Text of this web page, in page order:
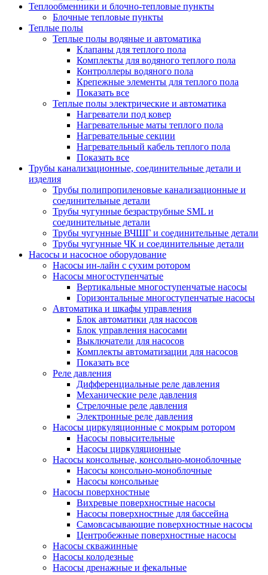
Теплообменники и блочно-тепловые пункты
Блочные тепловые пункты
Теплые полы
Теплые полы водяные и автоматика
Клапаны для теплого пола
Комплекты для водяного теплого пола
Контроллеры водяного пола
Крепежные элементы для теплого пола
Показать все
Теплые полы электрические и автоматика
Нагреватели под ковер
Нагревательные маты теплого пола
Нагревательные секции
Нагревательный кабель теплого пола
Показать все
Трубы канализационные, соединительные детали и
изделия
Трубы полипропиленовые канализационные и
соединительные детали
Трубы чугунные безраструбные SML и
соединительные детали
Трубы чугунные ВЧШГ и соединительные детали
Трубы чугунные ЧК и соединительные детали
Насосы и насосное оборудование
Насосы ин-лайн с сухим ротором
Насосы многоступенчатые
Вертикальные многоступенчатые насосы
Горизонтальные многоступенчатые насосы
Автоматика и шкафы управления
Блок автоматики для насосов
Блок управления насосами
Выключатели для насосов
Комплекты автоматизации для насосов
Показать все
Реле давления
Дифференциальные реле давления
Механические реле давления
Стрелочные реле давления
Электронные реле давления
Насосы циркуляционные с мокрым ротором
Насосы повысительные
Насосы циркуляционные
Насосы консольные, консольно-моноблочные
Насосы консольно-моноблочные
Насосы консольные
Насосы поверхностные
Вихревые поверхностные насосы
Насосы поверхностные для бассейна
Самовсасывающие поверхностные насосы
Центробежные поверхностные насосы
Насосы скважинные
Насосы колодезные
Насосы дренажные и фекальные